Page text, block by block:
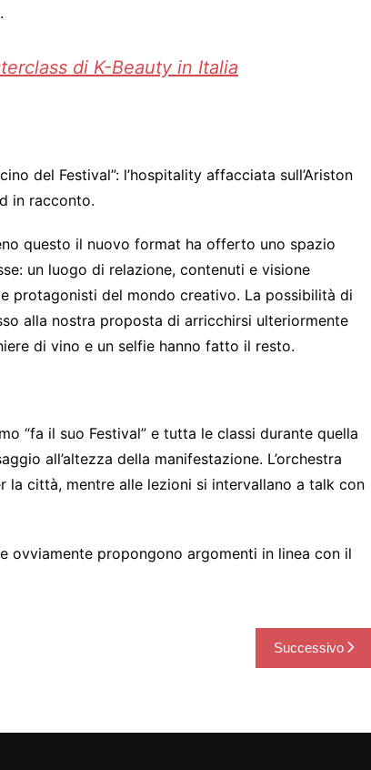
di K-Beauty in Italia
del Festival”: l’hospitality affacciata sull’Ariston
in racconto.
questo il nuovo format ha offerto uno spazio
un luogo di relazione, contenuti e visione
protagonisti del mondo creativo. La possibilità di
alla nostra proposta di arricchirsi ulteriormente
di vino e un selfie hanno fatto il resto.
“fa il suo Festival” e tutta le classi durante quella
all’altezza della manifestazione. L’orchestra
la città, mentre alle lezioni si intervallano a talk con
ovviamente propongono argomenti in linea con il
Successivo